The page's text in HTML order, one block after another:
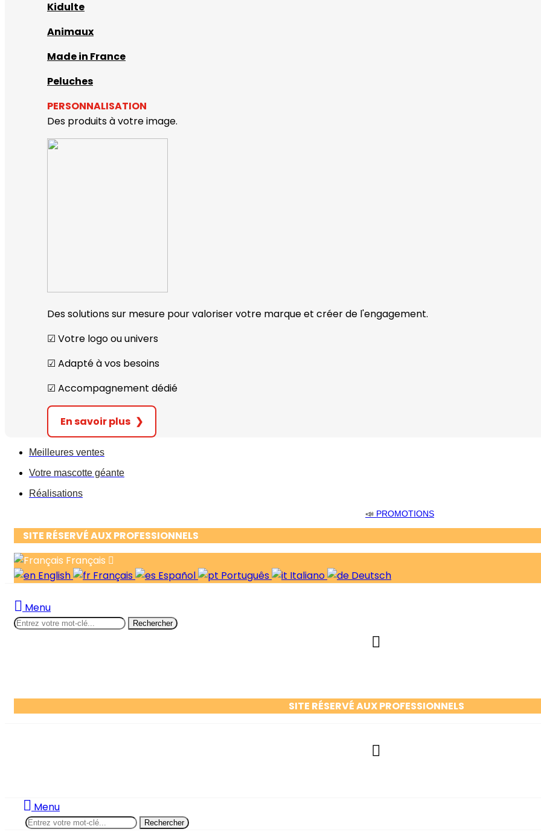
Kidulte
Animaux
Made in France
Peluches
PERSONNALISATION
Des produits à votre image.
Des solutions sur mesure pour valoriser votre marque et créer de l'engagement.
☑︎ Votre logo ou univers
☑︎ Adapté à vos besoins
☑︎ Accompagnement dédié
En savoir plus ❯
Meilleures ventes
Votre mascotte géante
Réalisations
📣 PROMOTIONS
SITE RÉSERVÉ AUX PROFESSIONNELS
Français
English
Français Español Português Italiano Deutsch
Menu
Rechercher
SITE RÉSERVÉ AUX PROFESSIONNELS
Menu
Rechercher